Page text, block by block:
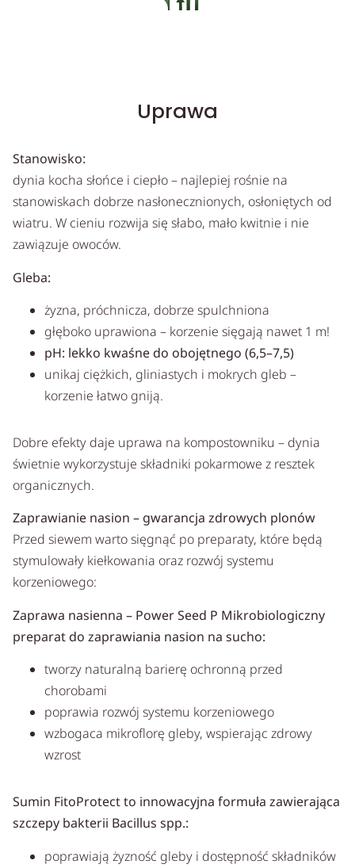
Uprawa
Stanowisko:
dynia kocha słońce i ciepło – najlepiej rośnie na
stanowiskach dobrze nasłonecznionych, osłoniętych od
wiatru. W cieniu rozwija się słabo, mało kwitnie i nie
zawiązuje owoców.
Gleba:
żyzna, próchnicza, dobrze spulchniona
głęboko uprawiona – korzenie sięgają nawet 1 m!
pH: lekko kwaśne do obojętnego (6,5–7,5)
unikaj ciężkich, gliniastych i mokrych gleb –
korzenie łatwo gniją.
Dobre efekty daje uprawa na kompostowniku – dynia
świetnie wykorzystuje składniki pokarmowe z resztek
organicznych.
Zaprawianie nasion – gwarancja zdrowych plonów
Przed siewem warto sięgnąć po preparaty, które będą
stymulowały kiełkowania oraz rozwój systemu
korzeniowego:
Zaprawa nasienna – Power Seed P Mikrobiologiczny
preparat do zaprawiania nasion na sucho:
tworzy naturalną barierę ochronną przed
chorobami
poprawia rozwój systemu korzeniowego
wzbogaca mikroflorę gleby, wspierając zdrowy
wzrost
Sumin FitoProtect to innowacyjna formuła zawierająca
szczepy bakterii Bacillus spp.:
poprawiają żyzność gleby i dostępność składników